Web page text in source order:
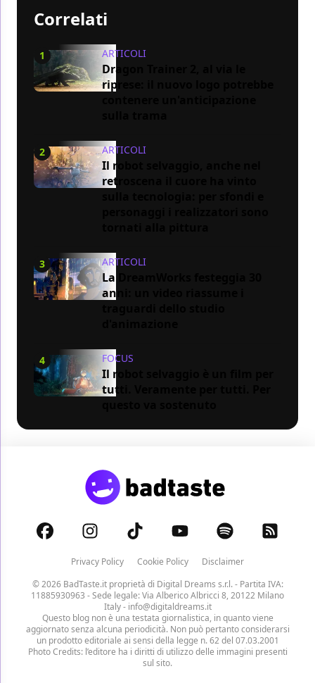
Correlati
1 ARTICOLI
Dragon Trainer 2, al via le
riprese: il nuovo logo potrebbe
2 ARTICOLI
Il robot selvaggio, anche nel
retroscena il cuore ha vinto
3 ARTICOLI
La DreamWorks festeggia 30
anni: un video riassume i
4 FOCUS
Il robot selvaggio è un film per
tutti. Veramente per tutti. Per
Privacy Policy Cookie Policy
Disclaimer
© 2026 BadTaste.it proprietà di Digital Dreams s.r.l.- Partita IVA:
11885930963 - Sede legale: Via Alberico Albricci 8, 20122 Milano
Italy - info@digitaldreams.it
Questo blog non è una testata giornalistica, in quanto viene
aggiornato senza alcuna periodicità. Non può pertanto considerarsi
un prodotto editoriale ai sensi della legge n. 62 del 07.03.2001
Photo Credits: l’editore ha i diritti di utilizzo delle immagini presenti
sul sito.